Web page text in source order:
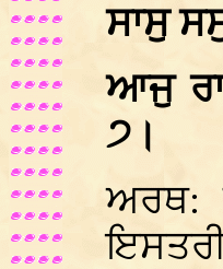
ਸਾਸੁ
ਆਜੁ
੭।
ਅਰਥ: